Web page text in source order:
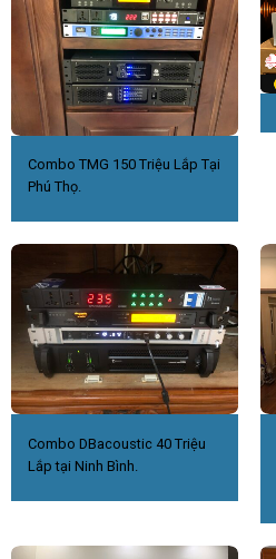
Combo TMG 150 Triệu Lắp Tại
Phú Thọ.
Combo DBacoustic 40 Triệu
Lắp tại Ninh Bình.